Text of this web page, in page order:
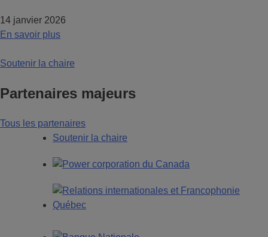
14 janvier 2026
En savoir plus
Soutenir la chaire
Partenaires majeurs
Tous les partenaires
Soutenir la chaire